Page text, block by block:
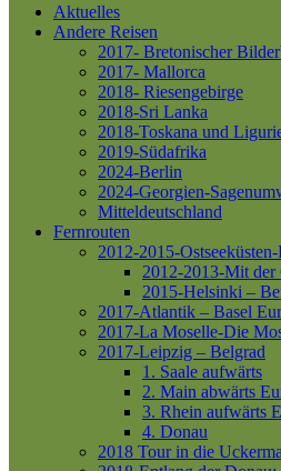
Aktuelles
Andere Reisen
2017- Bretonischer
2017- Mallorca
2018- Riesengebirge
2018-Sri Lanka
2018-Toskana und
2019-Südafrika
2024-Berlin
2024-Georgien-
Mitteldeutschland
Fernrouten
2012-2015-
2012-2013-Mit der
2015-Helsinki –
2017-Atlantik – Basel
2017-La Moselle-Die
2017-Leipzig – Belgrad
1. Saale aufwärts
2. Main abwärts
3. Rhein aufwärts
4. Donau
2018 Tour in die